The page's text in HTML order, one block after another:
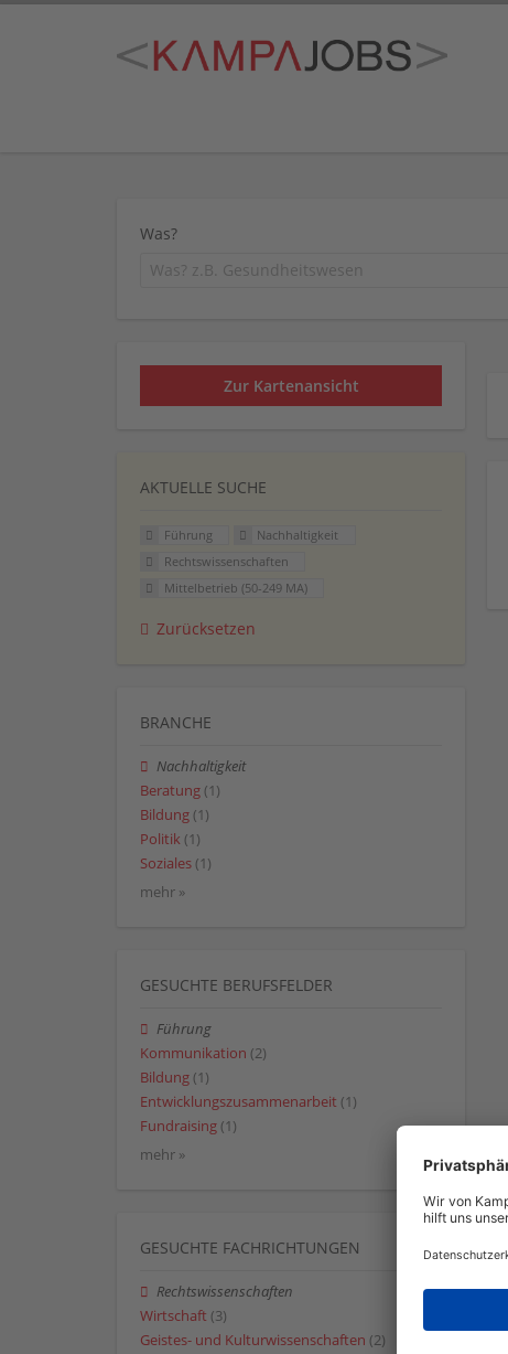
Was?
Zur Kartenansicht
AKTUELLE SUCHE
Führung
Nachhaltigkeit
Rechtswissenschaften
Mittelbetrieb (50-249 MA)
Zurücksetzen
BRANCHE
Nachhaltigkeit
Beratung (1)
Bildung (1)
Politik (1)
Soziales (1)
mehr »
GESUCHTE BERUFSFELDER
Führung
Kommunikation (2)
Bildung (1)
Entwicklungszusammenarbeit (1)
Fundraising (1)
mehr »
GESUCHTE FACHRICHTUNGEN
Rechtswissenschaften
Wirtschaft (3)
Geistes- und Kulturwissenschaften (2)